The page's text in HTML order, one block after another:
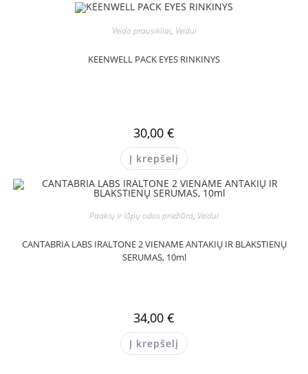
Veido prausikliai, Veidui
KEENWELL PACK EYES RINKINYS
30,00 €
Į krepšelį
Paakių ir lūpų odos priežiūra, Veidui
CANTABRIA LABS IRALTONE 2 VIENAME ANTAKIŲ IR BLAKSTIENŲ
SERUMAS, 10ml
34,00 €
Į krepšelį